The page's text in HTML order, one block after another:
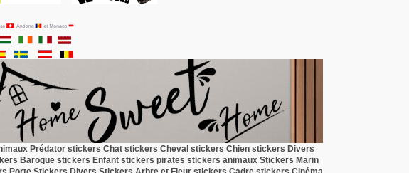
Prédator stickers Chat stickers Cheval stickers Chien stickers Divers
Baroque stickers Enfant stickers pirates stickers animaux Stickers Marin